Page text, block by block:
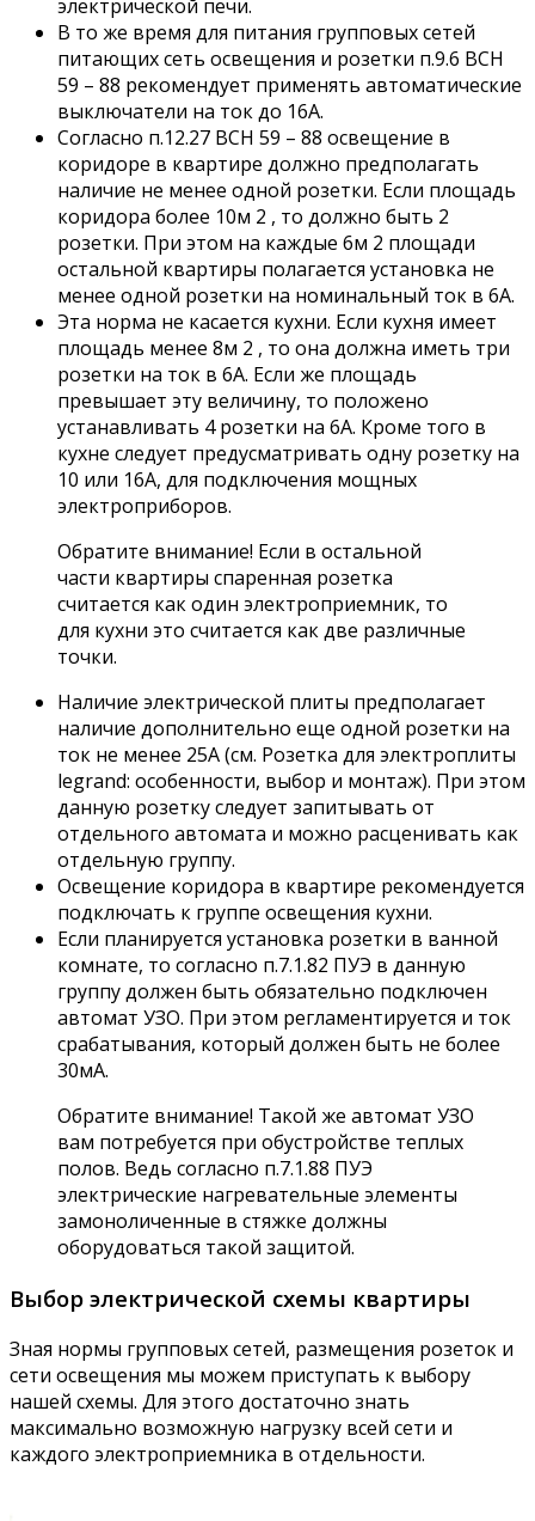
электрической печи.
В то же время для питания групповых сетей
питающих сеть освещения и розетки п.9.6 ВСН
59 – 88 рекомендует применять автоматические
выключатели на ток до 16А.
Согласно п.12.27 ВСН 59 – 88 освещение в
коридоре в квартире должно предполагать
наличие не менее одной розетки. Если площадь
коридора более 10м 2 , то должно быть 2
розетки. При этом на каждые 6м 2 площади
остальной квартиры полагается установка не
менее одной розетки на номинальный ток в 6А.
Эта норма не касается кухни. Если кухня имеет
площадь менее 8м 2 , то она должна иметь три
розетки на ток в 6А. Если же площадь
превышает эту величину, то положено
устанавливать 4 розетки на 6А. Кроме того в
кухне следует предусматривать одну розетку на
10 или 16А, для подключения мощных
электроприборов.
Обратите внимание! Если в остальной
части квартиры спаренная розетка
считается как один электроприемник, то
для кухни это считается как две различные
точки.
Наличие электрической плиты предполагает
наличие дополнительно еще одной розетки на
ток не менее 25А (см. Розетка для электроплиты
legrand: особенности, выбор и монтаж). При этом
данную розетку следует запитывать от
отдельного автомата и можно расценивать как
отдельную группу.
Освещение коридора в квартире рекомендуется
подключать к группе освещения кухни.
Если планируется установка розетки в ванной
комнате, то согласно п.7.1.82 ПУЭ в данную
группу должен быть обязательно подключен
автомат УЗО. При этом регламентируется и ток
срабатывания, который должен быть не более
30мА.
Обратите внимание! Такой же автомат УЗО
вам потребуется при обустройстве теплых
полов. Ведь согласно п.7.1.88 ПУЭ
электрические нагревательные элементы
замоноличенные в стяжке должны
оборудоваться такой защитой.
Выбор электрической схемы квартиры
Зная нормы групповых сетей, размещения розеток и
сети освещения мы можем приступать к выбору
нашей схемы. Для этого достаточно знать
максимально возможную нагрузку всей сети и
каждого электроприемника в отдельности.